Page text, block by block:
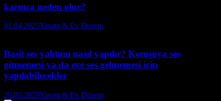
karınca neden olur?
02.04.2025Yaşam & Ev Düzeni
Basit ses yalıtımı nasıl yapılır? Komşuya ses
gitmemesi ya da eve ses gelmemesi için
yapılabilecekler
25.03.2025Yaşam & Ev Düzeni